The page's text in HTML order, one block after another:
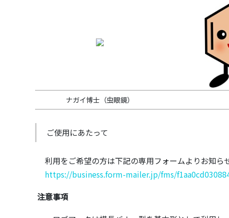
ナガイ博士（虫眼鏡）
ご使用にあたって
利用をご希望の方は下記の専用フォームよりお知ら
https://business.form-mailer.jp/fms/
注意事項